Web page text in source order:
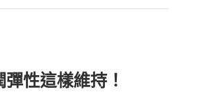
性這樣維持！